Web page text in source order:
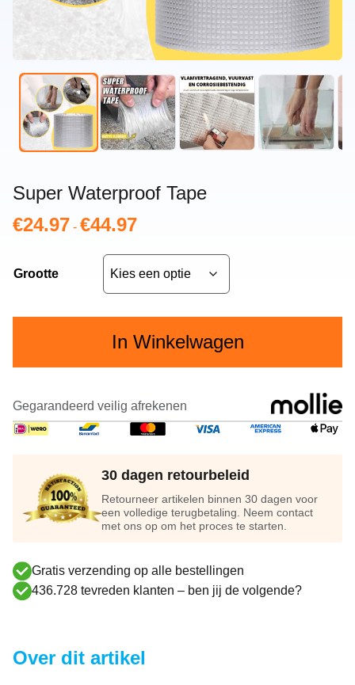
Super Waterproof Tape
€24.97 - €44.97Prijsklasse:
tot
€44.97
Grootte
In Winkelwagen
Gegarandeerd veilig afrekenen
30 dagen retourbeleid
Retourneer artikelen binnen 30 dagen voor
een volledige terugbetaling. Neem contact
met ons op om het proces te starten.
Gratis verzending op alle bestellingen
436.728 tevreden klanten – ben jij de volgende?
Over dit artikel